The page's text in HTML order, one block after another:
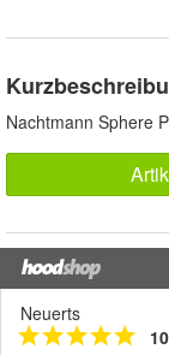
Nachtmann Sphere
Neuerts